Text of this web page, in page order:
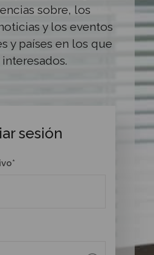
sobre, los
y los eventos
y países en los que
sesión